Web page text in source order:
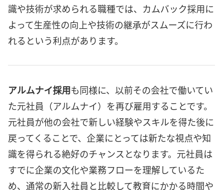
識や技術が求められる職種では、カムバック採用に
よって生産性の向上や技術の継承がスムーズに行わ
れるという利点があります。
アルムナイ採用も同様に、以前その会社で働いてい
た元社員（アルムナイ）を再び雇用することです。
元社員が他の会社で新しい経験やスキルを得た後に
戻ってくることで、企業にとっては新たな視点や知
識を得られる絶好のチャンスとなります。元社員は
すでに企業の文化や業務フローを理解しているた
め、通常の新入社員と比較して教育にかかる時間や